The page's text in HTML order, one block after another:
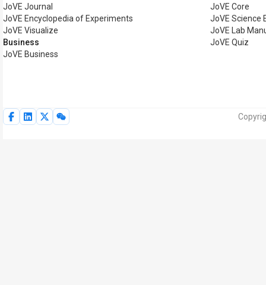
JoVE Journal
JoVE Encyclopedia of Experiments
JoVE Visualize
Business
JoVE Business
JoVE Core
JoVE Science
JoVE Lab
JoVE Quiz